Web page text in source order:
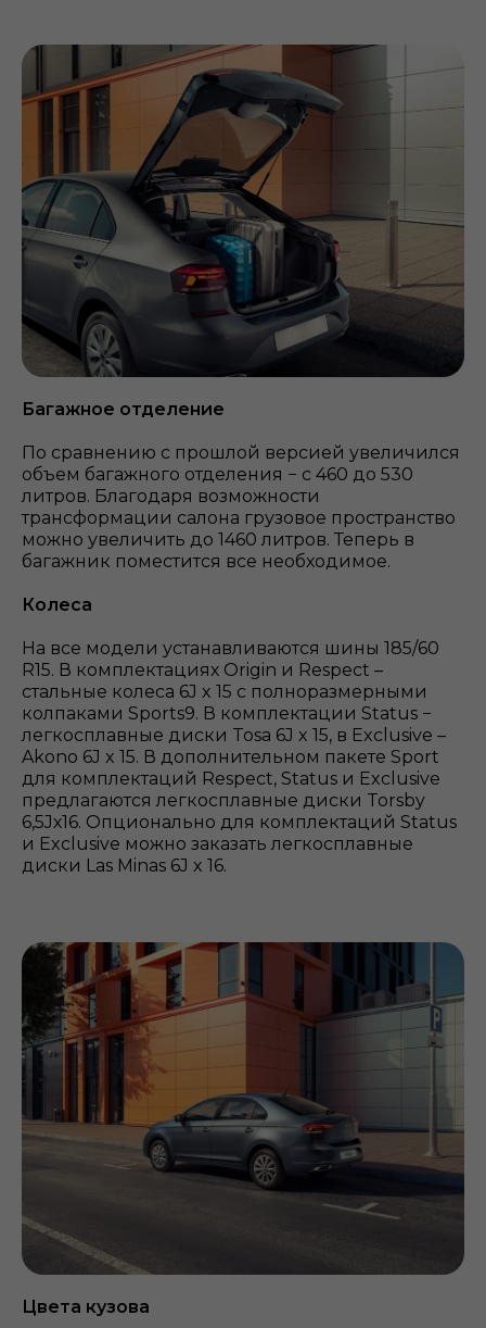
Багажное отделение
По сравнению с прошлой версией увеличился
объем багажного отделения − с 460 до 530
литров. Благодаря возможности
трансформации салона грузовое пространство
можно увеличить до 1460 литров. Теперь в
багажник поместится все необходимое.
Колеса
На все модели устанавливаются шины 185/60
R15. В комплектациях Origin и Respect –
стальные колеса 6J x 15 с полноразмерными
колпаками Sports9. В комплектации Status −
легкосплавные диски Tosa 6J x 15, в Exclusive –
Akono 6J x 15. В дополнительном пакете Sport
для комплектаций Respect, Status и Exclusive
предлагаются легкосплавные диски Torsby
6,5Jх16. Опционально для комплектаций Status
и Exclusive можно заказать легкосплавные
диски Las Minas 6J x 16.
Цвета кузова